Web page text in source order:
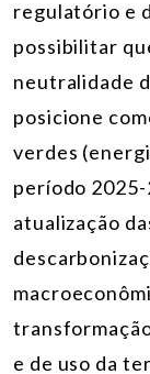
regulatório e
possibilitar
neutralidade
posicione
verdes
período
atualização
e de uso da